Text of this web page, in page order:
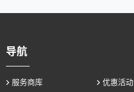
导航
服务商库 优惠活动